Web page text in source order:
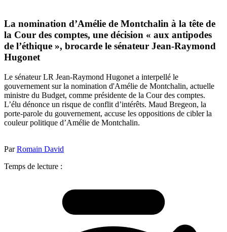
La nomination d’Amélie de Montchalin à la tête de
la Cour des comptes, une décision « aux antipodes
de l’éthique », brocarde le sénateur Jean-Raymond
Hugonet
Le sénateur LR Jean-Raymond Hugonet a interpellé le
gouvernement sur la nomination d'Amélie de Montchalin, actuelle
ministre du Budget, comme présidente de la Cour des comptes.
L’élu dénonce un risque de conflit d’intérêts. Maud Bregeon, la
porte-parole du gouvernement, accuse les oppositions de cibler la
couleur politique d’Amélie de Montchalin.
ParRomain David
Temps de lecture :